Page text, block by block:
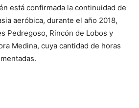
está confirmada la continuidad de
aeróbica, durante el año 2018,
Pedregoso, Rincón de Lobos y
Medina, cuya cantidad de horas